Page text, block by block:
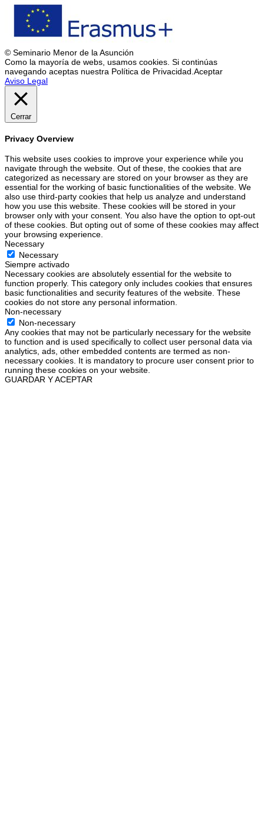
© Seminario Menor de la Asunción
Como la mayoría de webs, usamos cookies. Si continúas
navegando aceptas nuestra Política de Privacidad. Aceptar
Aviso Legal
Cerrar
Privacy Overview
This website uses cookies to improve your experience while you
navigate through the website. Out of these, the cookies that are
categorized as necessary are stored on your browser as they are
essential for the working of basic functionalities of the website. We
also use third-party cookies that help us analyze and understand
how you use this website. These cookies will be stored in your
browser only with your consent. You also have the option to opt-out
of these cookies. But opting out of some of these cookies may affect
your browsing experience.
Necessary
Necessary
Siempre activado
Necessary cookies are absolutely essential for the website to
function properly. This category only includes cookies that ensures
basic functionalities and security features of the website. These
cookies do not store any personal information.
Non-necessary
Non-necessary
Any cookies that may not be particularly necessary for the website
to function and is used specifically to collect user personal data via
analytics, ads, other embedded contents are termed as non-
necessary cookies. It is mandatory to procure user consent prior to
running these cookies on your website.
GUARDAR Y ACEPTAR